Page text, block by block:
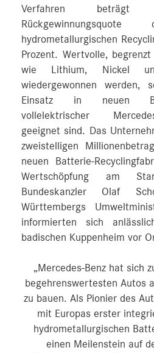
Verfahren
hydrometallurgischen
Prozent. Wertvolle,
wie Lithium, Nickel
wiedergewonnen
Einsatz in neuen
vollelektrischer
geeignet sind. Das
zweistelligen
neuen Batterie-
Wertschöpfung am
Bundeskanzler Olaf
Württembergs
informierten sich
badischen Kuppenheim vor
„Mercedes-Benz hat sich
begehrenswertesten Autos
zu bauen. Als Pionier des
mit Europas erster
hydrometallurgischen
einen Meilenstein auf